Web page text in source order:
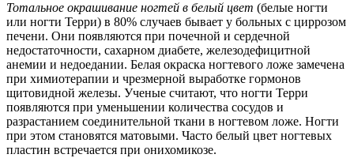
Тотальное окрашивание ногтей в белый цвет (белые ногти
или ногти Терри) в 80% случаев бывает у больных с циррозом
печени. Они появляются при почечной и сердечной
недостаточности, сахарном диабете, железодефицитной
анемии и недоедании. Белая окраска ногтевого ложе замечена
при химиотерапии и чрезмерной выработке гормонов
щитовидной железы. Ученые считают, что ногти Терри
появляются при уменьшении количества сосудов и
разрастанием соединительной ткани в ногтевом ложе. Ногти
при этом становятся матовыми. Часто белый цвет ногтевых
пластин встречается при онихомикозе.